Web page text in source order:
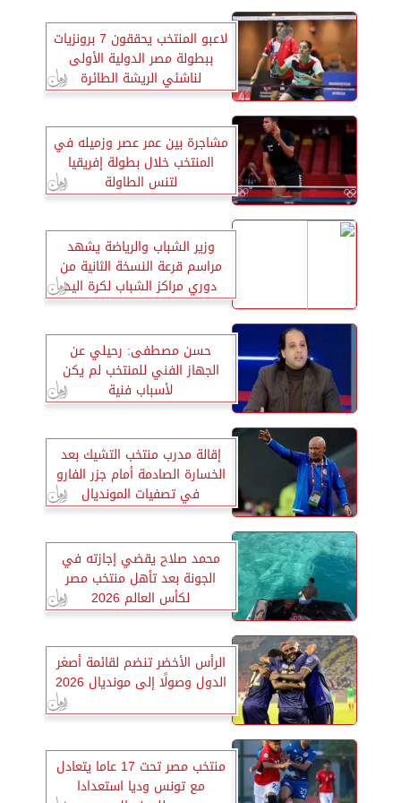
لاعبو المنتخب يحققون 7 برونزيات
ببطولة مصر الدولية الأولى
لناشئي الريشة الطائرة
مشاجرة بين عمر عصر وزميله في
المنتخب خلال بطولة إفريقيا
لتنس الطاولة
وزير الشباب والرياضة يشهد
مراسم قرعة النسخة الثانية من
دوري مراكز الشباب لكرة اليد
حسن مصطفى: رحيلي عن
الجهاز الفني للمنتخب لم يكن
لأسباب فنية
إقالة مدرب منتخب التشيك بعد
الخسارة الصادمة أمام جزر الفارو
في تصفيات المونديال
محمد صلاح يقضي إجازته في
الجونة بعد تأهل منتخب مصر
لكأس العالم 2026
الرأس الأخضر تنضم لقائمة أصغر
الدول وصولًا إلى مونديال 2026
منتخب مصر تحت 17 عاما يتعادل
مع تونس وديا استعدادا